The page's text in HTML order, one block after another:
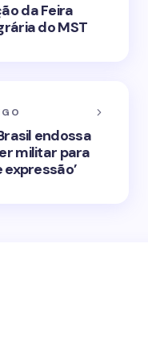
da Feira
do MST
endossa
militar para